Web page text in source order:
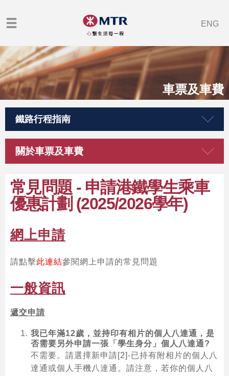
ENG
車票及車費
鐵路行程指南
關於車票及車費
常見問題 - 申請港鐵學生乘車
優惠計劃 (2025/2026學年)
網上申請
請點擊此連結參閱網上申請的常見問題
一般資訊
遞交申請
我已年滿12歲，並持印有相片的個人八達通，是
否需要另外申請一張「學生身分」個人八達通?
不需要。請選擇新申請[2]-已持有附相片的個人八
達通或個人手機八達通。請注意，若你的個人八